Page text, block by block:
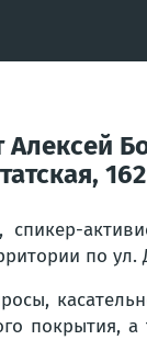
Алексей
162
по ул.
покрытия, а